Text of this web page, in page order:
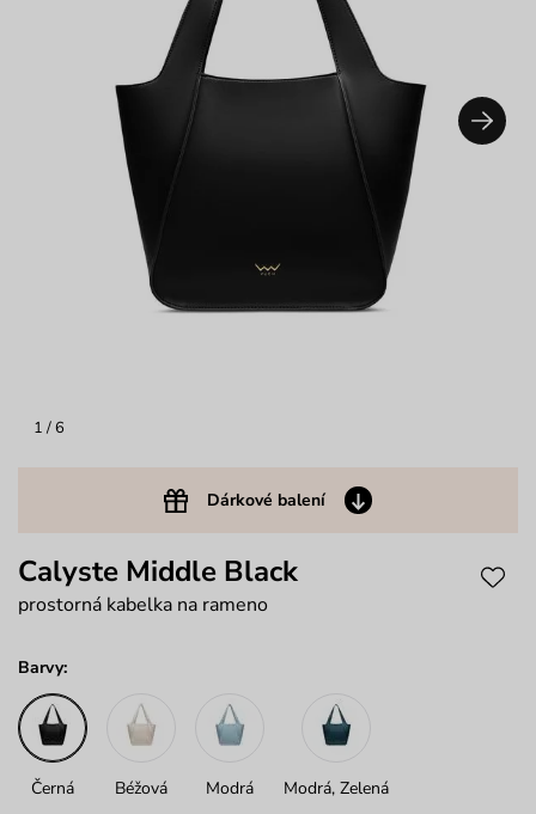
1 / 6
Dárkové balení
Calyste Middle Black
prostorná kabelka na rameno
Barvy:
Černá Béžová Modrá Modrá, Zelená